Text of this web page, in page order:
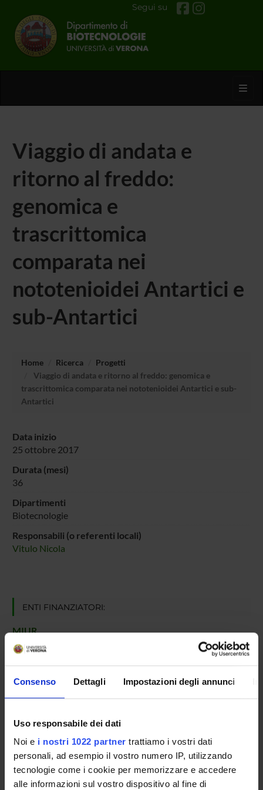
Consenso Dettagli Impostazioni degli annunci
Uso responsabile dei dati
Noi e i nostri 1022 partner trattiamo i vostri dati
personali, ad esempio il vostro numero IP, utilizzando
tecnologie come i cookie per memorizzare e accedere
alle informazioni sul vostro dispositivo al fine di
Segui su
Viaggio di andata e
ritorno al freddo:
genomica e
trascrittomica
comparata nei
nototenioidei Antartici e
sub-Antartici
Home Ricerca
Progetti
Viaggio di andata e ritorno al freddo: genomica e
trascrittomica comparata nei nototenioidei Antartici e sub-
Antartici
Data inizio
25 ottobre 2017
Durata (mesi)
36
Dipartimenti
Biotecnologie
Responsabili (o referenti locali)
Vitulo Nicola
ENTI FINANZIATORI:
MIUR
Finanziamento:
assegnato e gestito dal Dipartimento
Nicola Vitulo
Professore associato
AREE DI RICERCA COINVOLTE DAL PROGETTO